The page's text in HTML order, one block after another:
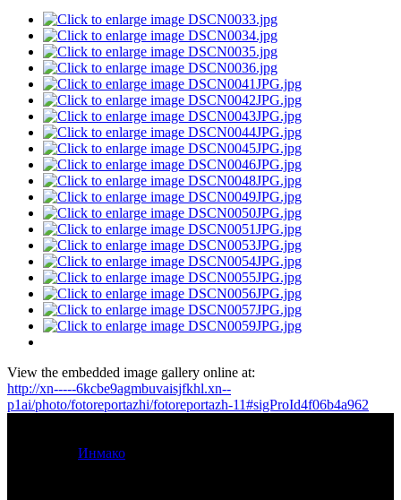
View the embedded image gallery online at:
http://xn-----6kcbe9agmbuvaisjfkhl.xn--
p1ai/photo/fotoreportazhi/fotoreportazh-11#sigProId4f06b4a962
Инмако